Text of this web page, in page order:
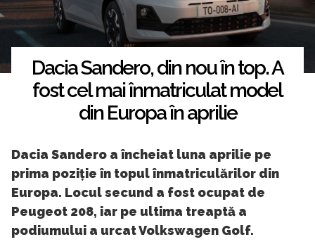
Dacia Sandero, din nou în top. A
fost cel mai înmatriculat model
din Europa în aprilie
Dacia Sandero a încheiat luna aprilie pe
prima poziție în topul înmatriculărilor din
Europa. Locul secund a fost ocupat de
Peugeot 208, iar pe ultima treaptă a
podiumului a urcat Volkswagen Golf.